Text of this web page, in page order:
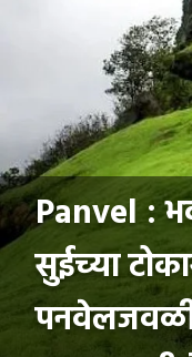
Panvel :
सुईच्या